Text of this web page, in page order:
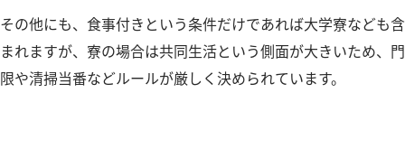
その他にも、食事付きという条件だけであれば大学寮なども含
まれますが、寮の場合は共同生活という側面が大きいため、門
限や清掃当番などルールが厳しく決められています。